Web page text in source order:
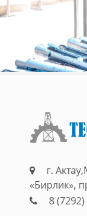
г.
«Бирлик»,
8